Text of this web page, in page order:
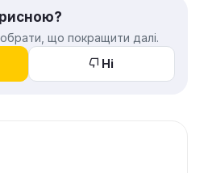
що покращити далі.
Ні